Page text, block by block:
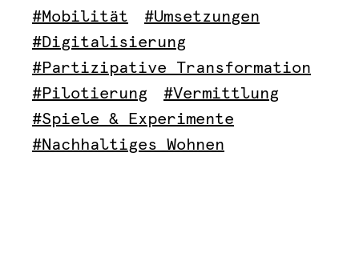
#Mobilität
#Umsetzungen
#Digitalisierung
#Partizipative Transformation
#Pilotierung
#Vermittlung
#Spiele & Experimente
#Nachhaltiges Wohnen